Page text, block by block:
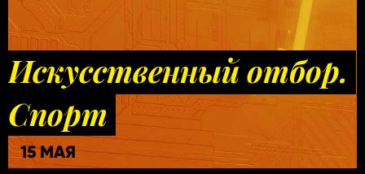
Искусственный отбор.
Спорт
15 МАЯ